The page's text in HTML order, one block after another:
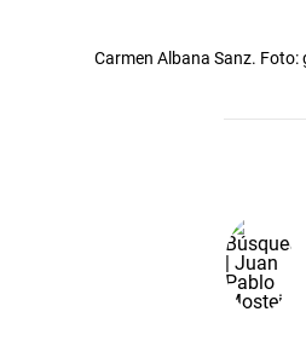
Carmen Albana Sanz.